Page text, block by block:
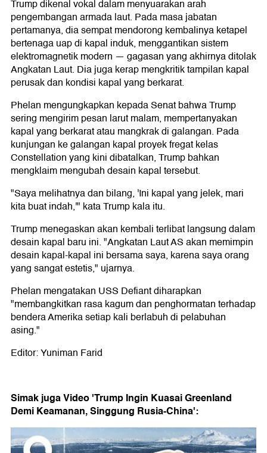
Trump dikenal vokal dalam menyuarakan arah
pengembangan armada laut. Pada masa jabatan
pertamanya, dia sempat mendorong kembalinya ketapel
bertenaga uap di kapal induk, menggantikan sistem
elektromagnetik modern — gagasan yang akhirnya ditolak
Angkatan Laut. Dia juga kerap mengkritik tampilan kapal
perusak dan kondisi kapal yang berkarat.
Phelan mengungkapkan kepada Senat bahwa Trump
sering mengirim pesan larut malam, mempertanyakan
kapal yang berkarat atau mangkrak di galangan. Pada
kunjungan ke galangan kapal proyek fregat kelas
Constellation yang kini dibatalkan, Trump bahkan
mengklaim mengubah desain kapal tersebut.
"Saya melihatnya dan bilang, 'Ini kapal yang jelek, mari
kita buat indah,'" kata Trump kala itu.
Trump menegaskan akan kembali terlibat langsung dalam
desain kapal baru ini. "Angkatan Laut AS akan memimpin
desain kapal-kapal ini bersama saya, karena saya orang
yang sangat estetis," ujarnya.
Phelan mengatakan USS Defiant diharapkan
"membangkitkan rasa kagum dan penghormatan terhadap
bendera Amerika setiap kali berlabuh di pelabuhan
asing."
Editor: Yuniman Farid
Simak juga Video 'Trump Ingin Kuasai Greenland
Demi Keamanan, Singgung Rusia-China':